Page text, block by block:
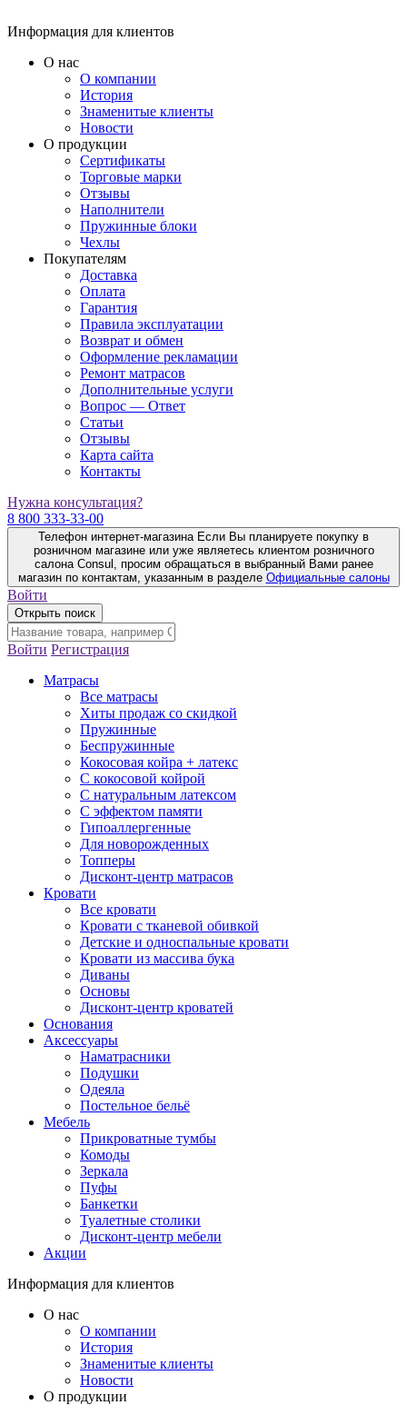
Информация для клиентов
О нас
О компании
История
Знаменитые клиенты
Новости
О продукции
Сертификаты
Торговые марки
Отзывы
Наполнители
Пружинные блоки
Чехлы
Покупателям
Доставка
Оплата
Гарантия
Правила эксплуатации
Возврат и обмен
Оформление рекламации
Ремонт матрасов
Дополнительные услуги
Вопрос — Ответ
Статьи
Отзывы
Карта сайта
Контакты
Нужна консультация?
8 800 333-33-00
Телефон интернет-магазина Если Вы планируете покупку в
розничном магазине или уже являетесь клиентом розничного
салона Consul, просим обращаться в выбранный Вами ранее
магазин по контактам, указанным в разделе Официальные салоны
Войти
Открыть поиск
Войти Регистрация
Матрасы
Все матрасы
Хиты продаж со скидкой
Пружинные
Беспружинные
Кокосовая койра + латекс
С кокосовой койрой
С натуральным латексом
С эффектом памяти
Гипоаллергенные
Для новорожденных
Топперы
Дисконт-центр матрасов
Кровати
Все кровати
Кровати с тканевой обивкой
Детские и односпальные кровати
Кровати из массива бука
Диваны
Основы
Дисконт-центр кроватей
Основания
Аксессуары
Наматрасники
Подушки
Одеяла
Постельное бельё
Мебель
Прикроватные тумбы
Комоды
Зеркала
Пуфы
Банкетки
Туалетные столики
Дисконт-центр мебели
Акции
Информация для клиентов
О нас
О компании
История
Знаменитые клиенты
Новости
О продукции